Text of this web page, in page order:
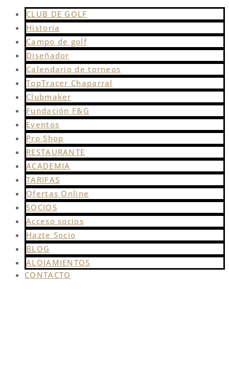
CLUB DE GOLF
Historia
Campo de golf
Diseñador
Calendario de torneos
TopTracer Chaparral
Clubmaker
Fundación F&G
Eventos
Pro Shop
RESTAURANTE
ACADEMIA
TARIFAS
Ofertas Online
SOCIOS
Acceso socios
Hazte Socio
BLOG
ALOJAMIENTOS
CONTACTO